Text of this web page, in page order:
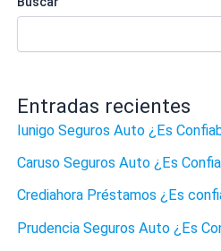
Entradas recientes
Iunigo Seguros Auto ¿Es
Caruso Seguros Auto ¿Es
Crediahora Préstamos ¿Es
Prudencia Seguros Auto ¿Es